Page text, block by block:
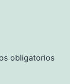
obligatorios